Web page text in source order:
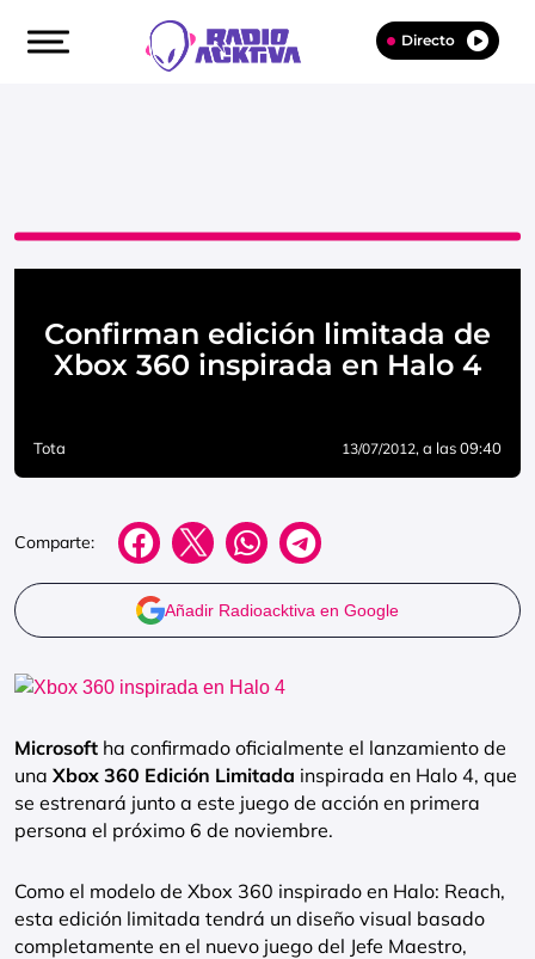
Directo
Confirman edición limitada de
Xbox 360 inspirada en Halo 4
Tota 13/07/2012, a las 09:40
Comparte:
Añadir Radioacktiva en Google
Microsoft ha confirmado oficialmente el lanzamiento de
una Xbox 360 Edición Limitada inspirada en Halo 4, que
se estrenará junto a este juego de acción en primera
persona el próximo 6 de noviembre.
Como el modelo de Xbox 360 inspirado en Halo: Reach,
esta edición limitada tendrá un diseño visual basado
completamente en el nuevo juego del Jefe Maestro,